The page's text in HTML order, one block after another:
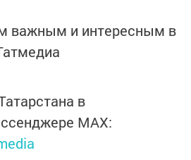
важным и интересным в
в
MАХ: